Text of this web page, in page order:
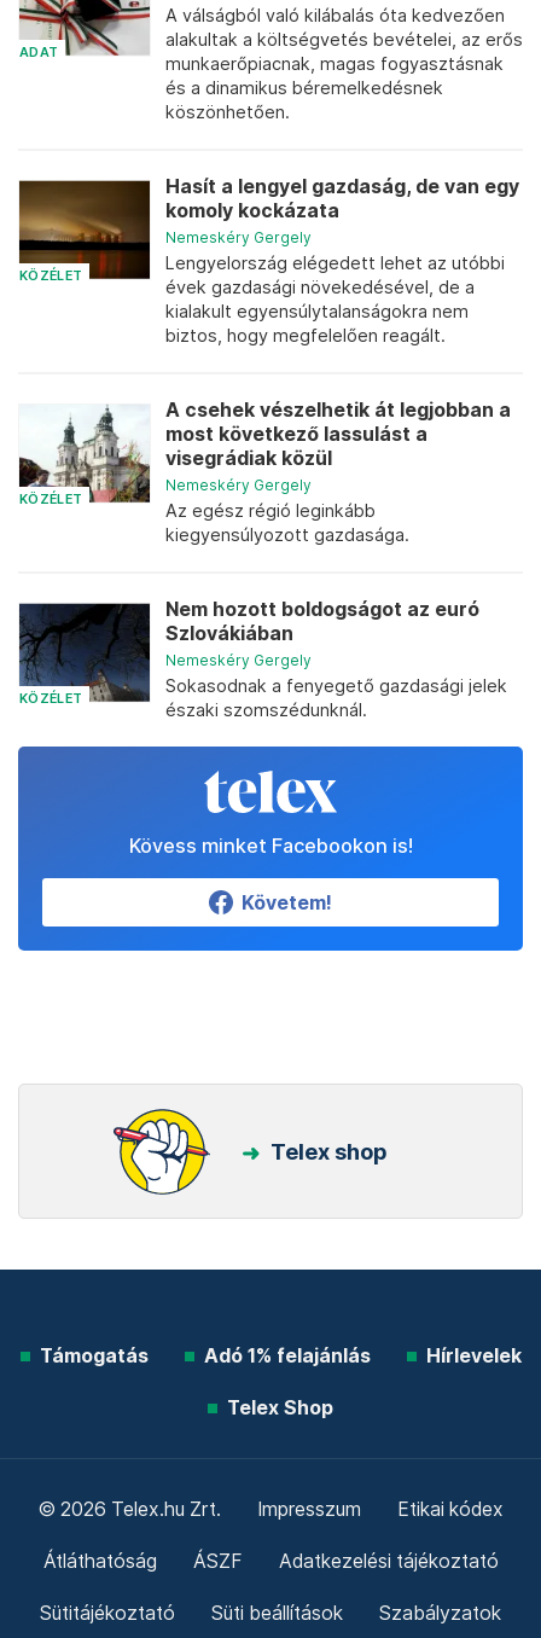
ADAT
A válságból való kilábalás óta kedvezően
alakultak a költségvetés bevételei, az erős
munkaerőpiacnak, magas fogyasztásnak
és a dinamikus béremelkedésnek
köszönhetően.
KÖZÉLET
Hasít a lengyel gazdaság, de van egy
komoly kockázata
Nemeskéry Gergely
Lengyelország elégedett lehet az utóbbi
évek gazdasági növekedésével, de a
kialakult egyensúlytalanságokra nem
biztos, hogy megfelelően reagált.
KÖZÉLET
A csehek vészelhetik át legjobban a
most következő lassulást a
visegrádiak közül
Nemeskéry Gergely
Az egész régió leginkább
kiegyensúlyozott gazdasága.
KÖZÉLET
Nem hozott boldogságot az euró
Szlovákiában
Nemeskéry Gergely
Sokasodnak a fenyegető gazdasági jelek
északi szomszédunknál.
Kövess minket Facebookon is!
Követem!
Telex shop
Támogatás Adó 1% felajánlás Hírlevelek
Telex Shop
© 2026 Telex.hu Zrt. Impresszum Etikai kódex
Átláthatóság ÁSZF Adatkezelési tájékoztató
Sütitájékoztató Süti beállítások Szabályzatok